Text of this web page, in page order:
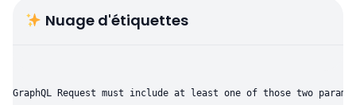
Nuage d'étiquettes
GraphQL Request must include at least one of those two